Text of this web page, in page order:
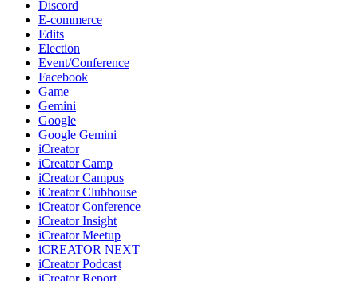
Discord
E-commerce
Edits
Election
Event/Conference
Facebook
Game
Gemini
Google
Google Gemini
iCreator
iCreator Camp
iCreator Campus
iCreator Clubhouse
iCreator Conference
iCreator Insight
iCreator Meetup
iCREATOR NEXT
iCreator Podcast
iCreator Report